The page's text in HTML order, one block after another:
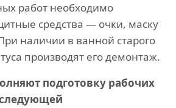
работ необходимо
средства — очки, маску
наличии в ванной старого
производят его демонтаж.
подготовку рабочих